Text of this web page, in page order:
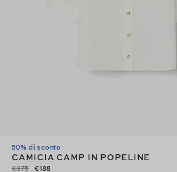
50% di sconto
CAMICIA CAMP IN POPELINE
€375
€188